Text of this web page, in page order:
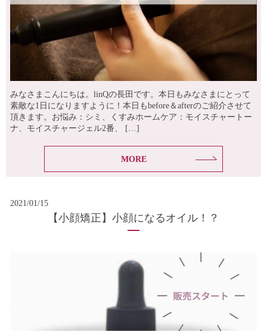
みなさまこんにちは。linQの長田です。本日もみなさまにとって
素敵な1日になりますように！本日もbefore＆afterのご紹介させて
頂きます。お悩み：シミ、くすみホームケア：モイスチャートー
ナ、モイスチャージェル2番、 […]
MORE
2021/01/15
【小顔矯正】小顔になるオイル！？